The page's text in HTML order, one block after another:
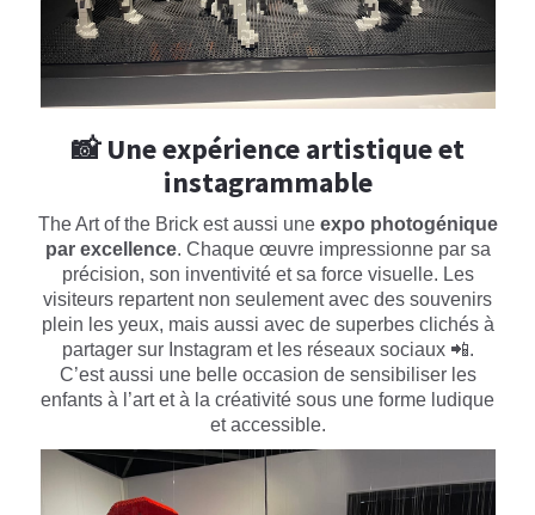
📸 Une expérience artistique et
instagrammable
The Art of the Brick est aussi une expo photogénique
par excellence. Chaque œuvre impressionne par sa
précision, son inventivité et sa force visuelle. Les
visiteurs repartent non seulement avec des souvenirs
plein les yeux, mais aussi avec de superbes clichés à
partager sur Instagram et les réseaux sociaux 📲.
C’est aussi une belle occasion de sensibiliser les
enfants à l’art et à la créativité sous une forme ludique
et accessible.